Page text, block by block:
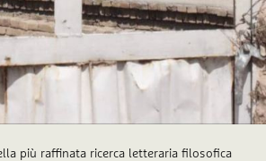
più raffinata ricerca letteraria filosofica